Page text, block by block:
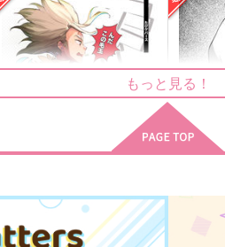
千ゲないしょ話ピンズ
０５６s
1,100
石神千空×あさぎりゲン
作品詳細
テイア
まほろば
1,240
石神千空
サン
たぴゲバース
もっと見る！